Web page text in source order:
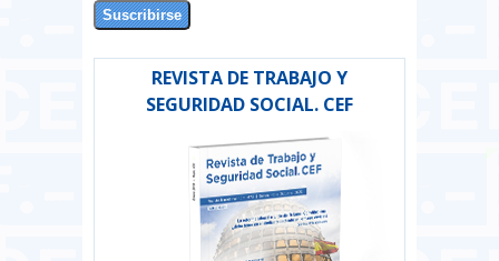
REVISTA DE TRABAJO Y
SEGURIDAD SOCIAL. CEF